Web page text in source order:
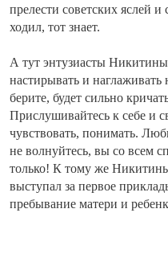
прелести советских яслей и
ходил, тот знает.
А тут энтузиасты Никитины
настирывать и наглаживать
берите, будет сильно
Прислушивайтесь к себе и
чувствовать, понимать.
не волнуйтесь, вы со всем
только! К тому же
выступал за первое
пребывание матери и